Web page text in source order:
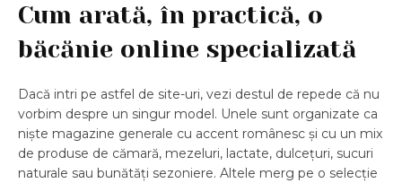
Cum arată, în practică, o
băcănie online specializată
Dacă intri pe astfel de site-uri, vezi destul de repede că nu
vorbim despre un singur model. Unele sunt organizate ca
niște magazine generale cu accent românesc și cu un mix
de produse de cămară, mezeluri, lactate, dulcețuri, sucuri
naturale sau bunătăți sezoniere. Altele merg pe o selecție